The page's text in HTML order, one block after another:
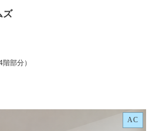
ズ
4階部分）
AC